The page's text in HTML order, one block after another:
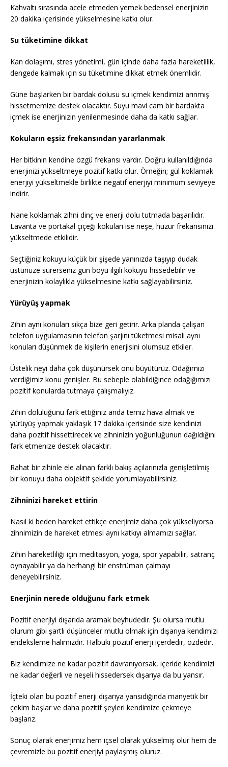
Kahvaltı sırasında acele etmeden yemek bedensel enerjinizin
20 dakika içerisinde yükselmesine katkı olur.
Su tüketimine dikkat
Kan dolaşımı, stres yönetimi, gün içinde daha fazla hareketlilik,
dengede kalmak için su tüketimine dikkat etmek önemlidir.
Güne başlarken bir bardak dolusu su içmek kendimizi arınmış
hissetmemize destek olacaktır. Suyu mavi cam bir bardakta
içmek ise enerjinizin yenilenmesinde daha da katkı sağlar.
Kokuların eşsiz frekansından yararlanmak
Her bitkinin kendine özgü frekansı vardır. Doğru kullanıldığında
enerjinizi yükseltmeye pozitif katkı olur. Örneğin; gül koklamak
enerjiyi yükseltmekle birlikte negatif enerjiyi minimum seviyeye
indirir.
Nane koklamak zihni dinç ve enerji dolu tutmada başarılıdır.
Lavanta ve portakal çiçeği kokuları ise neşe, huzur frekansınızı
yükseltmede etkilidir.
Seçtiğiniz kokuyu küçük bir şişede yanınızda taşıyıp dudak
üstünüze sürerseniz gün boyu ilgili kokuyu hissedebilir ve
enerjinizin kolaylıkla yükselmesine katkı sağlayabilirsiniz.
Yürüyüş yapmak
Zihin aynı konuları sıkça bize geri getirir. Arka planda çalışan
telefon uygulamasının telefon şarjını tüketmesi misali aynı
konuları düşünmek de kişilerin enerjisini olumsuz etkiler.
Üstelik neyi daha çok düşünürsek onu büyütürüz. Odağımızı
verdiğimiz konu genişler. Bu sebeple olabildiğince odağığımızı
pozitif konularda tutmaya çalışmalıyız.
Zihin doluluğunu fark ettiğiniz anda temiz hava almak ve
yürüyüş yapmak yaklaşık 17 dakika içerisinde size kendinizi
daha pozitif hissettirecek ve zihninizin yoğunluğunun dağıldığını
fark etmenize destek olacaktır.
Rahat bir zihinle ele alınan farklı bakış açılarınızla genişletilmiş
bir konuyu daha objektif şekilde yorumlayabilirsiniz.
Zihninizi hareket ettirin
Nasıl ki beden hareket ettikçe enerjimiz daha çok yükseliyorsa
zihnimizin de hareket etmesi aynı katkıyı almamızı sağlar.
Zihin hareketliliği için meditasyon, yoga, spor yapabilir, satranç
oynayabilir ya da herhangi bir enstrüman çalmayı
deneyebilirsiniz.
Enerjinin nerede olduğunu fark etmek
Pozitif enerjiyi dışarıda aramak beyhudedir. Şu olursa mutlu
olurum gibi şartlı düşünceler mutlu olmak için dışarıya kendimizi
endeksleme halimizdir. Halbuki pozitif enerji içerdedir, özdedir.
Biz kendimize ne kadar pozitif davranıyorsak, içeride kendimizi
ne kadar değerli ve neşeli hissedersek dışarıya da bu yansır.
İçteki olan bu pozitif enerji dışarıya yansıdığında manyetik bir
çekim başlar ve daha pozitif şeyleri kendimize çekmeye
başlarız.
Sonuç olarak enerjimiz hem içsel olarak yükselmiş olur hem de
çevremizle bu pozitif enerjiyi paylaşmış oluruz.